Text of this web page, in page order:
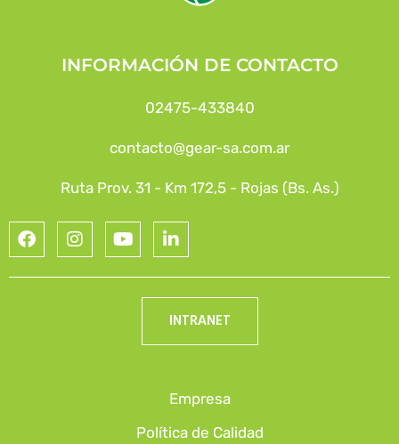
INFORMACIÓN DE CONTACTO
02475-433840
contacto@gear-sa.com.ar
Ruta Prov. 31 - Km 172,5 - Rojas (Bs. As.)
INTRANET
Empresa
Política de Calidad